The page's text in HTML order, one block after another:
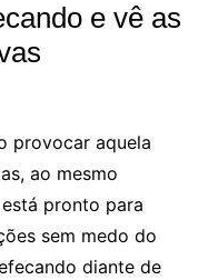
e vê as
provocar aquela
ao mesmo
pronto para
sem medo do
diante de